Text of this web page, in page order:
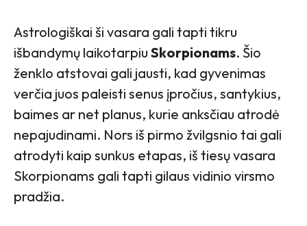
Astrologiškai ši vasara gali tapti tikru
išbandymų laikotarpiu Skorpionams. Šio
ženklo atstovai gali jausti, kad gyvenimas
verčia juos paleisti senus įpročius, santykius,
baimes ar net planus, kurie anksčiau atrodė
nepajudinami. Nors iš pirmo žvilgsnio tai gali
atrodyti kaip sunkus etapas, iš tiesų vasara
Skorpionams gali tapti gilaus vidinio virsmo
pradžia.